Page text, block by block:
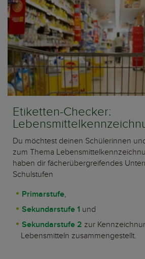
Etiketten-Checker:
Du möchtest deinen Schülerinnen
zum Thema
haben dir fächerübergreifendes
Schulstufen
Primarstufe,
Sekundarstufe 1 und
Sekundarstufe 2 zur
Lebensmitteln zusammengestellt.